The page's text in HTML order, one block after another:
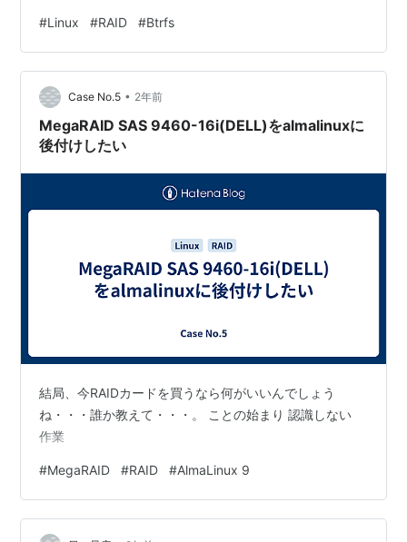
ただ、壊れた際の縮退動作は確認できなかった。多分、
手順が間違ってる、syncしないとダメとかありそう。ロ
グに出ないだけでやっている気はするが。 内容自体は前
回と一緒で面白みがない内容です。
#Linux #RAID #Btrfs
Case No.5 • 2年前
MegaRAID SAS 9460-16i(DELL)をalmalinuxに
後付けしたい
結局、今RAIDカードを買うなら何がいいんでしょう
ね・・・誰か教えて・・・。 ことの始まり 認識しない
作業
#MegaRAID #RAID #AlmaLinux 9